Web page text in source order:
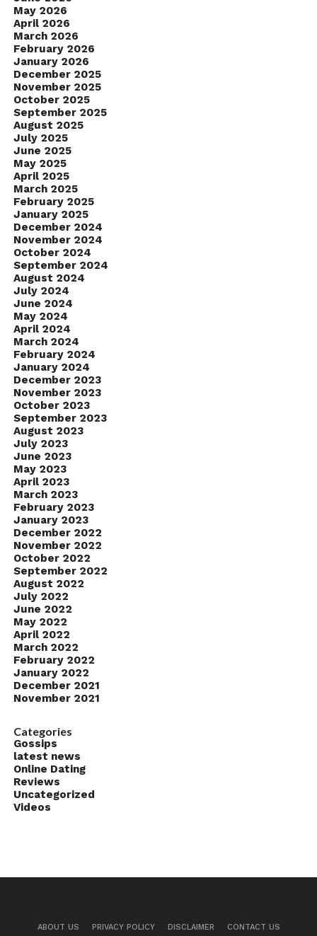
May 2026
April 2026
March 2026
February 2026
January 2026
December 2025
November 2025
October 2025
September 2025
August 2025
July 2025
June 2025
May 2025
April 2025
March 2025
February 2025
January 2025
December 2024
November 2024
October 2024
September 2024
August 2024
July 2024
June 2024
May 2024
April 2024
March 2024
February 2024
January 2024
December 2023
November 2023
October 2023
September 2023
August 2023
July 2023
June 2023
May 2023
April 2023
March 2023
February 2023
January 2023
December 2022
November 2022
October 2022
September 2022
August 2022
July 2022
June 2022
May 2022
April 2022
March 2022
February 2022
January 2022
December 2021
November 2021
Categories
Gossips
latest news
Online Dating
Reviews
Uncategorized
Videos
ABOUT US PRIVACY POLICY DISCLAIMER CONTACT US